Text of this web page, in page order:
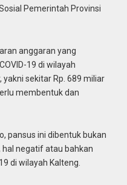
Pemerintah Provinsi
anggaran yang
19 di wilayah
sekitar Rp. 689 miliar
membentuk dan
pansus ini dibentuk bukan
negatif atau bahkan
di wilayah Kalteng.